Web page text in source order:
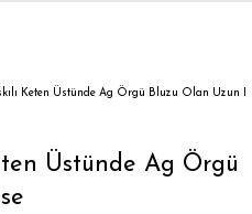
Trençkot
Yağmurluk
Trençkot
Yağmurluk
Keten Üstünde Ag Örgü Bluzu Olan Uzun
Üstünde Ag Örgü